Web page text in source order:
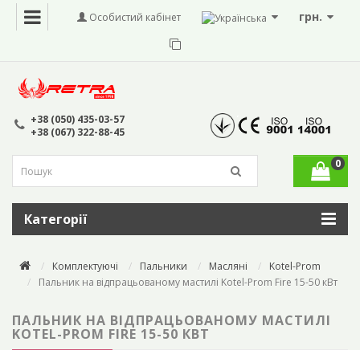
грн.
Особистий кабінет
+38 (050) 435-03-57
+38 (067) 322-88-45
0
Категорії
Комплектуючі Пальники Масляні
Kotel-Prom
Пальник на відпрацьованому мастилі Kotel-Prom Fire 15-50 кВт
ПАЛЬНИК НА ВІДПРАЦЬОВАНОМУ МАСТИЛІ
KOTEL-PROM FIRE 15-50 КВТ